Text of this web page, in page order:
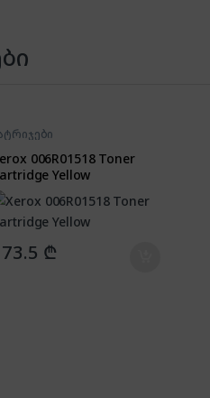
006R01518 Toner
Yellow
₾